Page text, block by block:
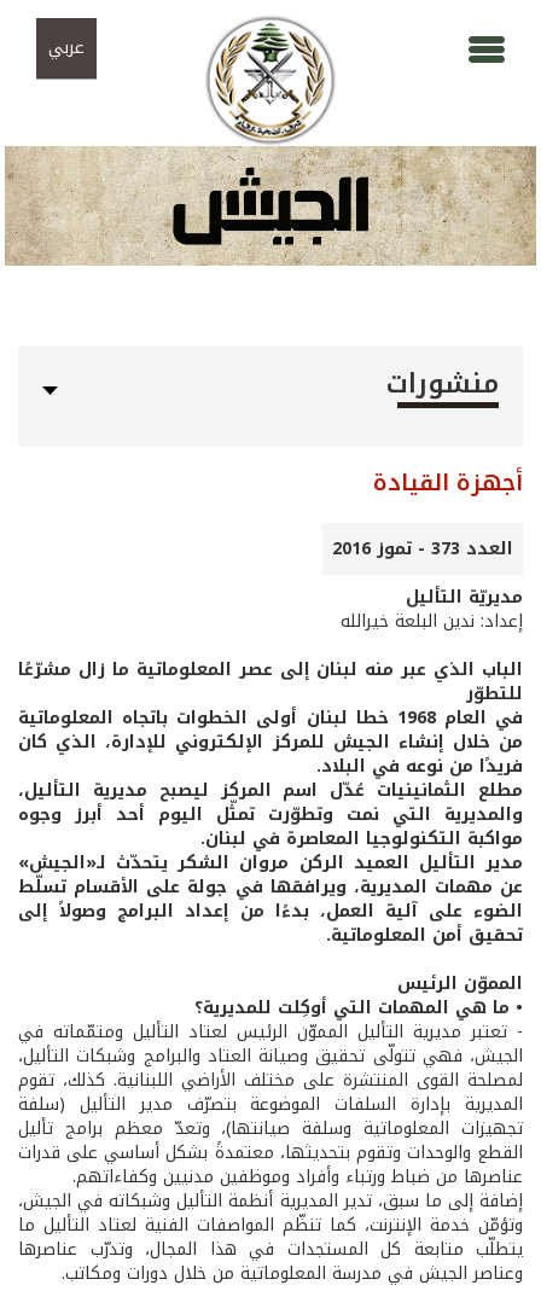
عربي
منشورات
أجهزة القيادة
العدد 373 - تموز 2016
مديريّة التأليل
إعداد: ندين البلعة خيرالله
الباب الذي عبر منه لبنان إلى عصر المعلوماتية ما زال مشرّعًا
للتطوّر
في العام 1968 خطا لبنان أولى الخطوات باتجاه المعلوماتية
من خلال إنشاء الجيش للمركز الإلكتروني للإدارة، الذي كان
فريدًا من نوعه في البلاد.
مطلع الثمانينيات عُدّل اسم المركز ليصبح مديرية التأليل،
والمديرية التي نمت وتطوّرت تمثّل اليوم أحد أبرز وجوه
مواكبة التكنولوجيا المعاصرة في لبنان.
مدير التأليل العميد الركن مروان الشكر يتحدّث لـ«الجيش»
عن مهمات المديرية، ويرافقها في جولة على الأقسام تسلّط
الضوء على آلية العمل، بدءًا من إعداد البرامج وصولاً إلى
تحقيق أمن المعلوماتية.
المموّن الرئيس
• ما هي المهمات التي أوكِلت للمديرية؟
- تعتبر مديرية التأليل المموّن الرئيس لعتاد التأليل ومتمّماته في
الجيش، فهي تتولّى تحقيق وصيانة العتاد والبرامج وشبكات التأليل،
لمصلحة القوى المنتشرة على مختلف الأراضي اللبنانية. كذلك، تقوم
المديرية بإدارة السلفات الموضوعة بتصرّف مدير التأليل (سلفة
تجهيزات المعلوماتية وسلفة صيانتها)، وتعدّ معظم برامج تأليل
القطع والوحدات وتقوم بتحديثها، معتمدةً بشكل أساسي على قدرات
عناصرها من ضباط ورتباء وأفراد وموظفين مدنيين وكفاءاتهم.
إضافة إلى ما سبق، تدير المديرية أنظمة التأليل وشبكاته في الجيش،
وتؤمّن خدمة الإنترنت، كما تنظّم المواصفات الفنية لعتاد التأليل ما
يتطلّب متابعة كل المستجدات في هذا المجال، وتدرّب عناصرها
وعناصر الجيش في مدرسة المعلوماتية من خلال دورات ومكاتب.